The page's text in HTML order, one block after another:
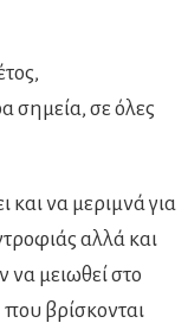
σημεία, σε όλες
και να μεριμνά για
αλλά και
να μειωθεί στο
βρίσκονται